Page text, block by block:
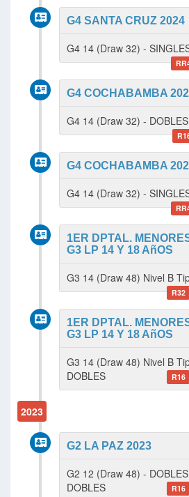
G4 SANTA CRUZ 2024
G4 14 (Draw 32) -
G4 COCHABAMBA
G4 14 (Draw 32) -
G4 COCHABAMBA
G4 14 (Draw 32) -
1ER DPTAL.
G3 LP 14 Y 18 AñOS
G3 14 (Draw 48) Nivel B
R32
1ER DPTAL.
G3 LP 14 Y 18 AñOS
G3 14 (Draw 48) Nivel B
DOBLES
R16
2023
G2 LA PAZ 2023
G2 12 (Draw 48) -
DOBLES
R16